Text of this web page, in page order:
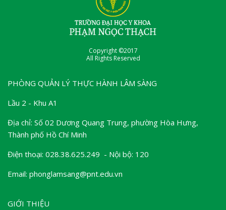
Copyright ©2017
All Rights Reserved
PHÒNG QUẢN LÝ THỰC HÀNH LÂM SÀNG
Lầu 2 - Khu A1
Địa chỉ: Số 02 Dương Quang Trung, phường Hòa Hưng,
Thành phố Hồ Chí Minh
Điện thoại: 028.38.625.249 - Nội bộ: 120
Email: phonglamsang@pnt.edu.vn
GIỚI THIỆU